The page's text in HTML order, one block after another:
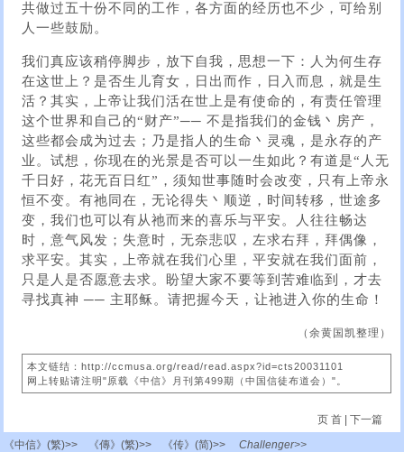
共做过五十份不同的工作，各方面的经历也不少，可给别
人一些鼓励。
我们真应该稍停脚步，放下自我，思想一下：人为何生存
在这世上？是否生儿育女，日出而作，日入而息，就是生
活？其实，上帝让我们活在世上是有使命的，有责任管理
这个世界和自己的“财产”── 不是指我们的金钱丶房产，
这些都会成为过去；乃是指人的生命丶灵魂，是永存的产
业。试想，你现在的光景是否可以一生如此？有道是“人无
千日好，花无百日红”，须知世事随时会改变，只有上帝永
恒不变。有祂同在，无论得失丶顺逆，时间转移，世途多
变，我们也可以有从祂而来的喜乐与平安。人往往畅达
时，意气风发；失意时，无奈悲叹，左求右拜，拜偶像，
求平安。其实，上帝就在我们心里，平安就在我们面前，
只是人是否愿意去求。盼望大家不要等到苦难临到，才去
寻找真神 ── 主耶稣。请把握今天，让祂进入你的生命！
（余黄国凯整理）
本文链结：http://ccmusa.org/read/read.aspx?id=cts20031101
网上转贴请注明"原载《中信》月刊第499期（中国信徒布道会）"。
页 首 | 下一篇
《中信》(繁)>>
《傳》(繁)>> 《传》(简)>> Challenger>>